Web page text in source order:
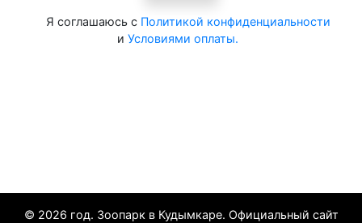
Я соглашаюсь с Политикой конфиденциальности
и Условиями оплаты.
© 2026 год. Зоопарк в Кудымкаре. Официальный сайт